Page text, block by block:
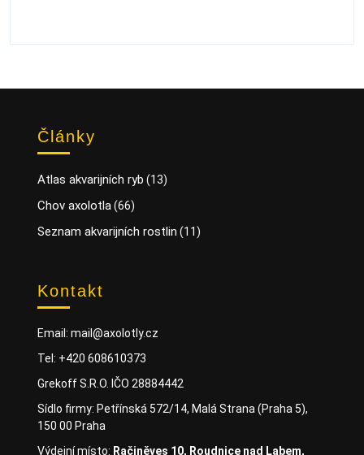
Články
Atlas akvarijních ryb (13)
Chov axolotla(66)
Seznam akvarijních rostlin (11)
Kontakt
Email: mail@axolotly.cz
Tel: +420 608610373
Grekoff S.R.O. IČO 28884442
Sídlo firmy: Petřínská 572/14, Malá Strana (Praha 5),
150 00 Praha
Výdejní místo: Račiněves 10, Roudnice nad Labem,